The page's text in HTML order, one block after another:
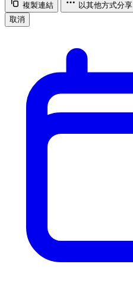
複製連結
以其他方式分享
取消